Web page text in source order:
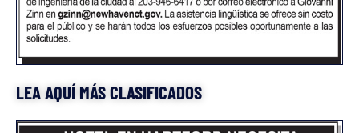
LEA AQUÍ MÁS CLASIFICADOS